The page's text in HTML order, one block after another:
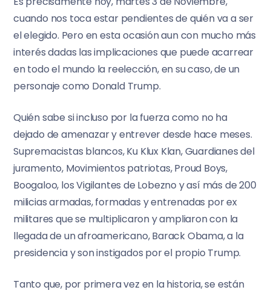
cuando nos toca estar pendientes de quién va a ser
el elegido. Pero en esta ocasión aun con mucho más
interés dadas las implicaciones que puede acarrear
en todo el mundo la reelección, en su caso, de un
personaje como Donald Trump.
Quién sabe si incluso por la fuerza como no ha
dejado de amenazar y entrever desde hace meses.
Supremacistas blancos, Ku Klux Klan, Guardianes del
juramento, Movimientos patriotas, Proud Boys,
Boogaloo, los Vigilantes de Lobezno y así más de 200
milicias armadas, formadas y entrenadas por ex
militares que se multiplicaron y ampliaron con la
llegada de un afroamericano, Barack Obama, a la
presidencia y son instigados por el propio Trump.
Tanto que, por primera vez en la historia, se están